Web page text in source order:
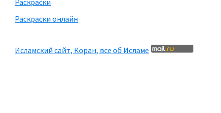
Раскраски
Раскраски онлайн
Исламский сайт, Коран, все об Исламе